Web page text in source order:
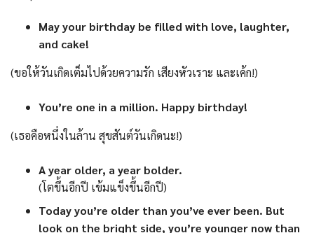
May your birthday be filled with love, laughter,
and cake!
(ขอให้วันเกิดเต็มไปด้วยความรัก เสียงหัวเราะ และเค้ก!)
You’re one in a million. Happy birthday!
(เธอคือหนึ่งในล้าน สุขสันต์วันเกิดนะ!)
A year older, a year bolder.
(โตขึ้นอีกปี เข้มแข็งขึ้นอีกปี)
Today you’re older than you’ve ever been. But
look on the bright side, you’re younger now than